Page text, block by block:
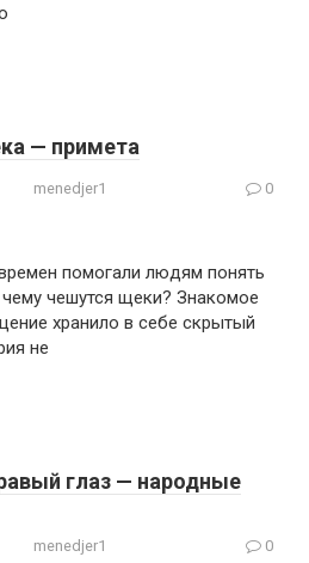
— примета
menedjer1 0
помогали людям понять
чешутся щеки? Знакомое
хранило в себе скрытый
не
глаз — народные
menedjer1 0